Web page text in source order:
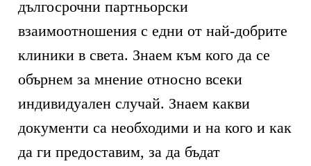
дългосрочни партньорски
взаимоотношения с едни от най-добрите
клиники в света. Знаем към кого да се
обърнем за мнение относно всеки
индивидуален случай. Знаем какви
документи са необходими и на кого и как
да ги предоставим, за да бъдат